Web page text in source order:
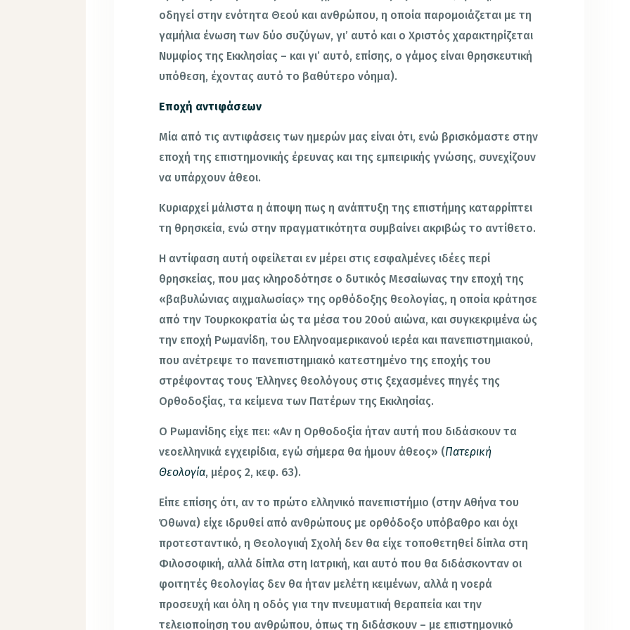
οδηγεί στην ενότητα Θεού και ανθρώπου, η οποία παρομοιάζεται με τη
γαμήλια ένωση των δύο συζύγων, γι’ αυτό και ο Χριστός χαρακτηρίζεται
Νυμφίος της Εκκλησίας – και γι’ αυτό, επίσης, ο γάμος είναι θρησκευτική
υπόθεση, έχοντας αυτό το βαθύτερο νόημα).
Εποχή αντιφάσεων
Μία από τις αντιφάσεις των ημερών μας είναι ότι, ενώ βρισκόμαστε στην
εποχή της επιστημονικής έρευνας και της εμπειρικής γνώσης, συνεχίζουν
να υπάρχουν άθεοι.
Κυριαρχεί μάλιστα η άποψη πως η ανάπτυξη της επιστήμης καταρρίπτει
τη θρησκεία, ενώ στην πραγματικότητα συμβαίνει ακριβώς το αντίθετο.
Η αντίφαση αυτή οφείλεται εν μέρει στις εσφαλμένες ιδέες περί
θρησκείας, που μας κληροδότησε ο δυτικός Μεσαίωνας την εποχή της
«βαβυλώνιας αιχμαλωσίας» της ορθόδοξης θεολογίας, η οποία κράτησε
από την Τουρκοκρατία ώς τα μέσα του 20ού αιώνα, και συγκεκριμένα ώς
την εποχή Ρωμανίδη, του Ελληνοαμερικανού ιερέα και πανεπιστημιακού,
που ανέτρεψε το πανεπιστημιακό κατεστημένο της εποχής του
στρέφοντας τους Έλληνες θεολόγους στις ξεχασμένες πηγές της
Ορθοδοξίας, τα κείμενα των Πατέρων της Εκκλησίας.
Ο Ρωμανίδης είχε πει: «Αν η Ορθοδοξία ήταν αυτή που διδάσκουν τα
νεοελληνικά εγχειρίδια, εγώ σήμερα θα ήμουν άθεος» (Πατερική
Θεολογία, μέρος 2, κεφ. 63).
Είπε επίσης ότι, αν το πρώτο ελληνικό πανεπιστήμιο (στην Αθήνα του
Όθωνα) είχε ιδρυθεί από ανθρώπους με ορθόδοξο υπόβαθρο και όχι
προτεσταντικό, η Θεολογική Σχολή δεν θα είχε τοποθετηθεί δίπλα στη
Φιλοσοφική, αλλά δίπλα στη Ιατρική, και αυτό που θα διδάσκονταν οι
φοιτητές θεολογίας δεν θα ήταν μελέτη κειμένων, αλλά η νοερά
προσευχή και όλη η οδός για την πνευματική θεραπεία και την
τελειοποίηση του ανθρώπου, όπως τη διδάσκουν – με επιστημονικό